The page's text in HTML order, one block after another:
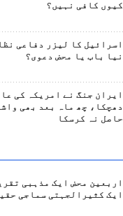
کیوں کافی نہیں؟
اسرائیل کا لیزر دفاعی
نیا باب یا محض دعوی؟
ایران جنگ نے امریکہ کی
دھچکا، چھ ماہ بعد بھی
حاصل نہ کرسکا
اربعین محض ایک مذہبی
ایک کثیرالجہتی سماجی